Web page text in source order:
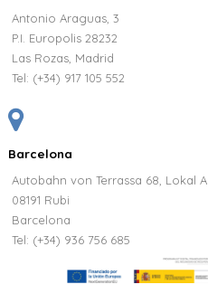
Antonio Araguas, 3
P.I. Europolis 28232
Las Rozas, Madrid
Tel: (+34) 917 105 552
Barcelona
Autobahn von Terrassa 68, Lokal A
08191 Rubi
Barcelona
Tel: (+34) 936 756 685